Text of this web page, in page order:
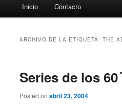
Inicio Contacto
ARCHIVO DE LA ETIQUETA: THE
Series de los
Posted on abril 23, 2004